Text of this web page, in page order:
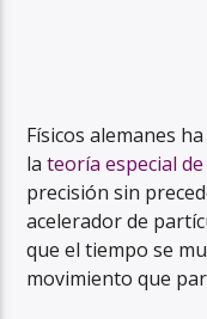
Físicos alemanes
la teoría especial
precisión sin
acelerador de
que el tiempo se
movimiento que